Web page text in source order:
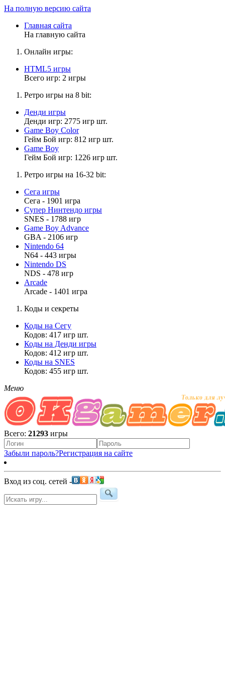
На полную версию сайта
Главная сайта
На главную сайта
Онлайн игры:
HTML5 игры
Всего игр: 2 игры
Ретро игры на 8 bit:
Денди игры
Денди игр: 2775 игр шт.
Game Boy Color
Гейм Бой игр: 812 игр шт.
Game Boy
Гейм Бой игр: 1226 игр шт.
Ретро игры на 16-32 bit:
Сега игры
Сега - 1901 игра
Супер Нинтендо игры
SNES - 1788 игр
Game Boy Advance
GBA - 2106 игр
Nintendo 64
N64 - 443 игры
Nintendo DS
NDS - 478 игр
Arcade
Arcade - 1401 игра
Коды и секреты
Коды на Сегу
Кодов: 417 игр шт.
Коды на Денди игры
Кодов: 412 игр шт.
Коды на SNES
Кодов: 455 игр шт.
Меню
Всего: 21293 игры
Забыли пароль?Регистрация на сайте
Вход из соц. сетей -